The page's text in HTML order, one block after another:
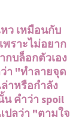
ว เหมือนกับ
ราะไม่อยาก
บล็อกตัวเอง
ว่า "ทำลายจุด
าหรือกำลัง
คำว่า spoil
ปลว่า "ตามใจ